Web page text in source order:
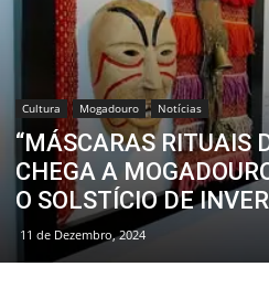
Cultura Mogadouro Notícias
“MÁSCARAS RITUAIS
CHEGA A
O SOLSTÍCIO DE
11 de Dezembro, 2024